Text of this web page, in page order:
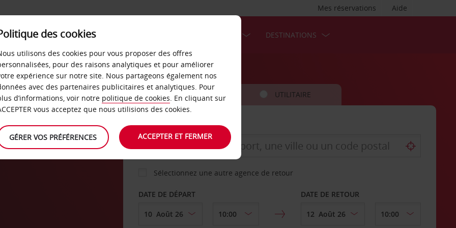
Aide
Mes réservations
LIBRE-SERVICE DESTINATIONS
VOITURE UTILITAIRE
AGENCE DE DÉPART
Sélectionnez une autre agence de retour
DATE DE DÉPART DATE DE RETOUR
des cookies
utilisons des cookies pour vous proposer des offres
pour des raisons analytiques et pour améliorer
expérience sur notre site. Nous partageons également nos
avec des partenaires publicitaires et analytiques. Pour
d’informations, voir notre politique de cookies. En cliquant sur
vous acceptez que nous utilisions des cookies.
GÉRER VOS PRÉFÉRENCES ACCEPTER ET FERMER